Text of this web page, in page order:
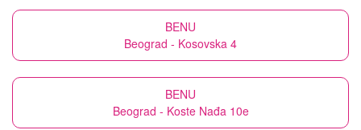
BENU
Beograd - Kosovska 4
BENU
Beograd - Koste Nađa 10e